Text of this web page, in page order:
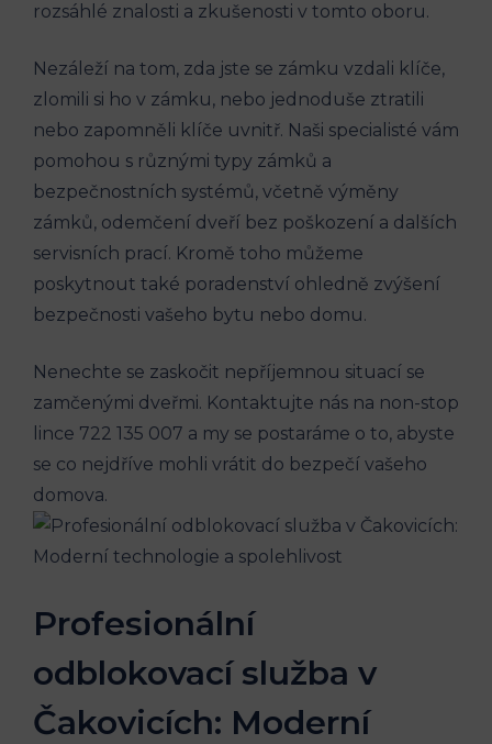
rozsáhlé‍ znalosti a zkušenosti v tomto oboru.
Nezáleží na tom, zda jste se zámku ‌vzdali‌ klíče,
zlomili si ho v zámku, nebo jednoduše ztratili
nebo zapomněli klíče uvnitř. Naši⁢ specialisté⁣ vám
pomohou s různými typy zámků a
bezpečnostních⁢ systémů, ​včetně výměny
zámků, odemčení dveří bez poškození a dalších
‍servisních ​prací. ​Kromě toho můžeme
poskytnout také poradenství ohledně ⁣zvýšení
bezpečnosti vašeho bytu nebo domu.
Nenechte se zaskočit nepříjemnou situací se
zamčenými⁢ dveřmi. Kontaktujte nás na non-stop
lince⁤ 722 135 007 a my se postaráme o to,⁣ abyste
se co ⁣nejdříve mohli vrátit do⁣ bezpečí vašeho
domova.
Profesionální
odblokovací služba v
Čakovicích: Moderní